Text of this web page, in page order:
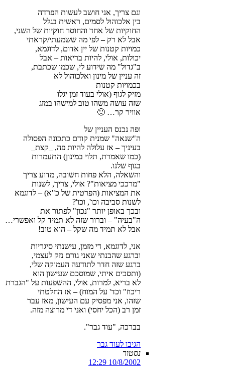
וגם צריך, אני חושב לעשות הפרדה
בין אלכוהול לסמים, ראשית בגלל
החוקיות של אחד והחוסר חוקיות של השני,
אבל לא רק – לפי מה ששמעתי/קראתי
כמויות קטנות של יין אדום, לדוגמא,
יכולות, אולי, להיות בריאות – אבל
ב"גדול" מה שידוע לי, שכמו שכתבת,
זה עניין של מינון ואלכוהול לא
בכמויות קטנות
מזיק לגוף (אולי בעוד זמן יגלו
שזה עושה משהו טוב למישהו במזג
אוויר קר… 🙂
ופה נכנס העניין של
ה"שנאה" שמנית קודם כתכונה הפסולה
בעיניך – אז עלולה להיות פה, _קצת_
(כמו שאמרת, תלוי במינון) התעמרות
בגוף שלנו.
והשאלה, הלא פחות חשובה, מדוע צריך
"מרככי מציאות"? אולי, צריך, לשנות
את המציאות (הפרטית של כ"א) – לדוגמא
לשנות סביבה וכו', וכו'?
ובכך באופן יותר "נכון" לפתור את
ה"בעיה" – וברור שזה לא תמיד קל ואפשרי…
אבל לא תמיד מה שקל – הוא טוב!
אני, לדוגמא, די מזמן, עישנתי סיגריות
וברגע שהבנתי שאני גורם נזק לעצמי,
ברגע שזה חדר לתודעה העמוקה שלי,
(ותסכים איתי, שמוסכם שעישון הוא
לא בריא, למרות, אולי, ההשפעות על "הגברת
ריכוז" וכד' על המוח) – אז החלטתי
שזהו, אני מפסיק עם העישון, מאז עבר
זמן רב (הכל יחסי) ואני די מרוצה מזה.
בברכה, "עוד גבר".
הגיבו לעוד גבר
נסטור
10/8/2002 12:29